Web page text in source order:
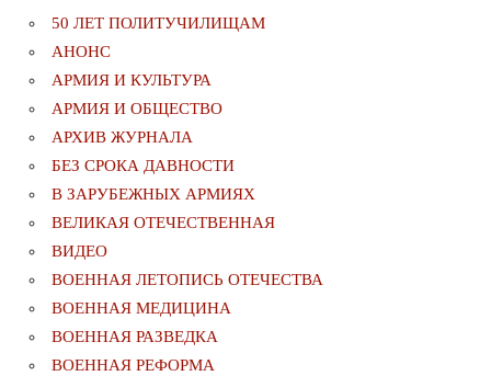
50 ЛЕТ ПОЛИТУЧИЛИЩАМ
АНОНС
АРМИЯ И КУЛЬТУРА
АРМИЯ И ОБЩЕСТВО
АРХИВ ЖУРНАЛА
БЕЗ СРОКА ДАВНОСТИ
В ЗАРУБЕЖНЫХ АРМИЯХ
ВЕЛИКАЯ ОТЕЧЕСТВЕННАЯ
ВИДЕО
ВОЕННАЯ ЛЕТОПИСЬ ОТЕЧЕСТВА
ВОЕННАЯ МЕДИЦИНА
ВОЕННАЯ РАЗВЕДКА
ВОЕННАЯ РЕФОРМА